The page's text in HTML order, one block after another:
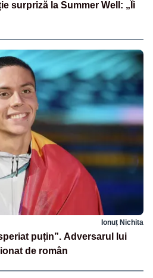
surpriză la Summer Well: „Îi
Ionuț Nichita
puțin”. Adversarul lui
de român